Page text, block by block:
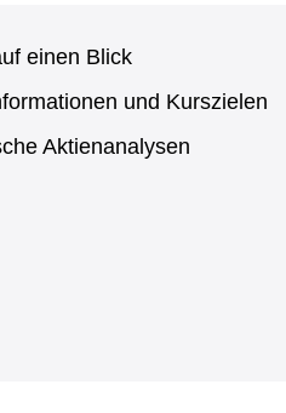
einen Blick
und Kurszielen
Aktienanalysen